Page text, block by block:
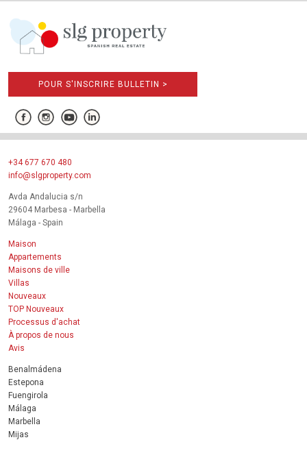
POUR S'INSCRIRE BULLETIN >
+34 677 670 480
info@slgproperty.com
Avda Andalucia s/n
29604 Marbesa - Marbella
Málaga - Spain
Maison
Appartements
Maisons de ville
Villas
Nouveaux
TOP Nouveaux
Processus d'achat
À propos de nous
Avis
Benalmádena
Estepona
Fuengirola
Málaga
Marbella
Mijas